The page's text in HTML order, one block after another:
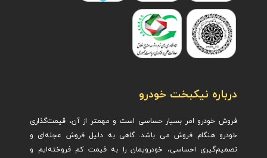
درباره نیکبخت خودرو
فروش خودرو امر بسیار حساسی است و مهمتر از آن، قیمت‌گذاری
خودرو هنگام فروش می باشد. گاهی به دلیل فروش عجله‌ای و
تصمیم‌گیری احساسی، خودرویمان را به قیمت کم فروخته‌ایم و